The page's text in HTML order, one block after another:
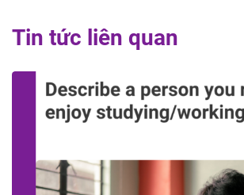
Tin tức liên quan